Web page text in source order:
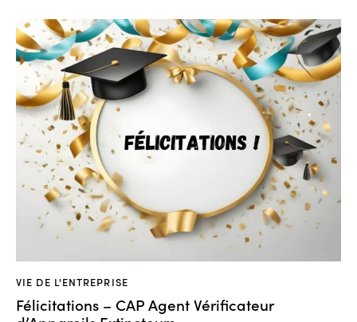
VIE DE L'ENTREPRISE
Félicitations – CAP Agent Vérificateur